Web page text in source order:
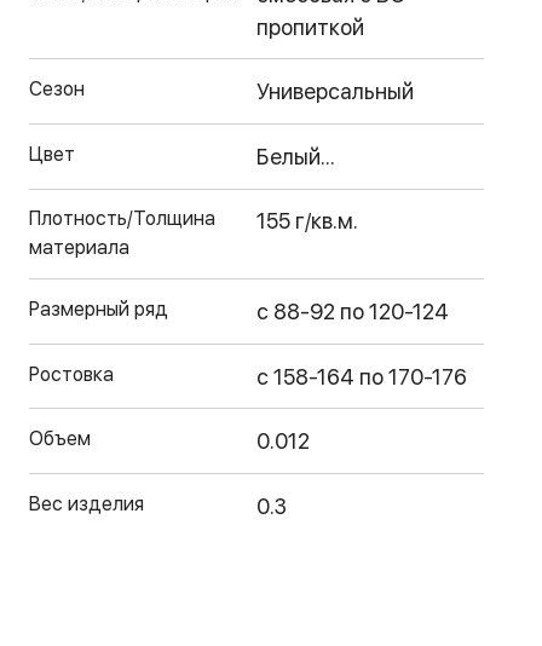
пропиткой
Сезон Универсальный
Цвет Белый...
Плотность/Толщина
материала
155 г/кв.м.
Размерный ряд с 88-92 по 120-124
Ростовка с 158-164 по 170-176
Объем 0.012
Вес изделия 0.3